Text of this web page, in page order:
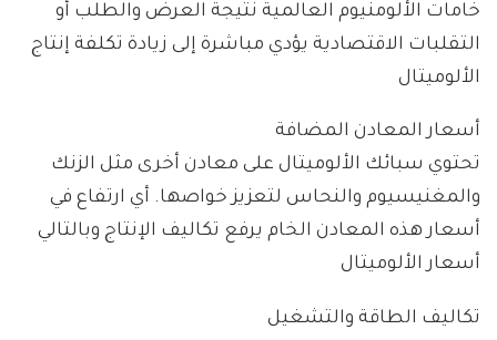
خامات الألومنيوم العالمية نتيجة العرض والطلب أو
التقلبات الاقتصادية يؤدي مباشرة إلى زيادة تكلفة إنتاج
الألوميتال
أسعار المعادن المضافة
تحتوي سبائك الألوميتال على معادن أخرى مثل الزنك
والمغنيسيوم والنحاس لتعزيز خواصها. أي ارتفاع في
أسعار هذه المعادن الخام يرفع تكاليف الإنتاج وبالتالي
أسعار الألوميتال
تكاليف الطاقة والتشغيل